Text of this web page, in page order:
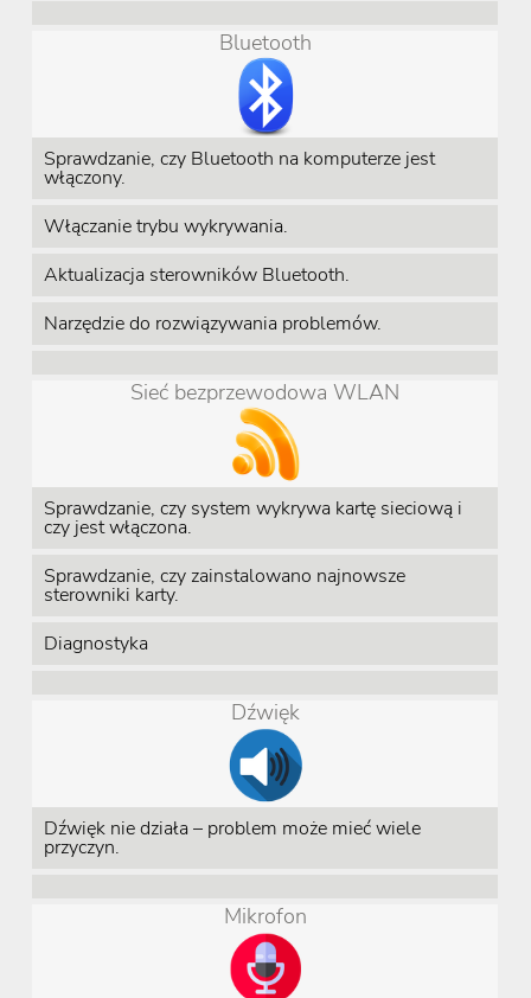
Bluetooth
Sprawdzanie, czy Bluetooth na komputerze jest
włączony.
Włączanie trybu wykrywania.
Aktualizacja sterowników Bluetooth.
Narzędzie do rozwiązywania problemów.
Sieć bezprzewodowa WLAN
Sprawdzanie, czy system wykrywa kartę sieciową i
czy jest włączona.
Sprawdzanie, czy zainstalowano najnowsze
sterowniki karty.
Diagnostyka
Dźwięk
Dźwięk nie działa – problem może mieć wiele
przyczyn.
Mikrofon